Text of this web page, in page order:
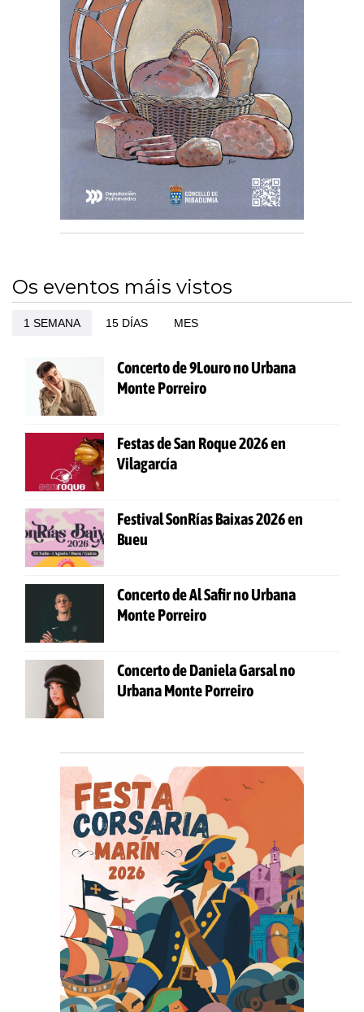
Os eventos máis vistos
1 SEMANA 15 DÍAS MES
Concerto de 9Louro no Urbana
Monte Porreiro
Festas de San Roque 2026 en
Vilagarcía
Festival SonRías Baixas 2026 en
Bueu
Concerto de Al Safir no Urbana
Monte Porreiro
Concerto de Daniela Garsal no
Urbana Monte Porreiro